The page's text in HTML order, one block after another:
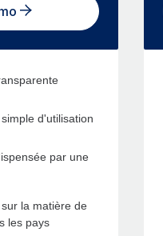
d'utilisation
par une
la matière de
les pays